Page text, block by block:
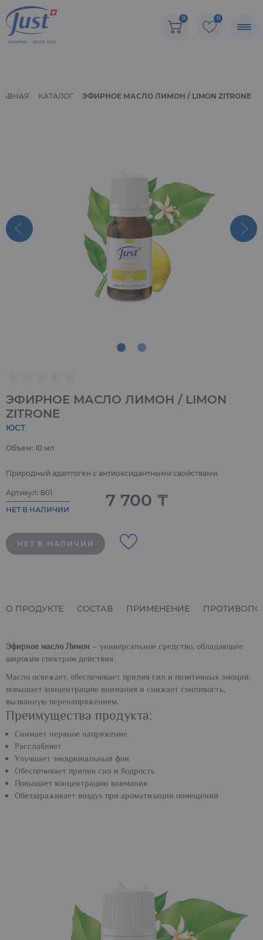
0 0
КАТАЛОГ ЭФИРНОЕ МАСЛО ЛИМОН / LIMON ZITRONE
ЭФИРНОЕ МАСЛО ЛИМОН / LIMON
ZITRONE
ЮСТ
Объем: 10 мл
Природный адаптоген с антиоксидантными свойствами.
Артикул: 801
НЕТ В НАЛИЧИИ
7 700 ₸
НЕТ В НАЛИЧИИ
О ПРОДУКТЕ СОСТАВ ПРИМЕНЕНИЕ
Эфирное масло Лимон – универсальное средство, обладающее
широким спектром действия.
Масло освежает, обеспечивает прилив сил и позитивных эмоций,
повышает концентрацию внимания и снижает сонливость,
вызванную перенапряжением.
Преимущества продукта:
Снимает нервное напряжение
Расслабляет
Улучшает эмоциональный фон
Обеспечивает прилив сил и бодрость
Повышает концентрацию внимания
Обеззараживает воздух при ароматизации помещений